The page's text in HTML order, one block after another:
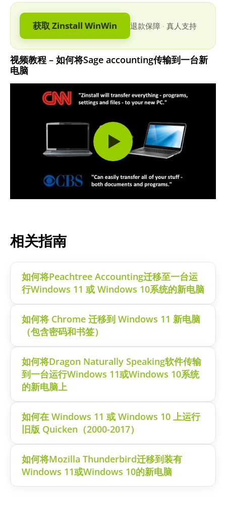
获取 Zinstall WinWin 退款保障 · 真人支持
视频教程 – 如何将Sage accounting传输到一台新
电脑
相关指南
如何将Peachtree Accounting迁移至一台运
行Windows 11 或 Windows 10系统的新电脑
如何将 Chrome 迁移到 Windows 11 新电脑
（包含密码和书签）
如何将Dragon Naturally Speaking软件传输
到一台运行Windows 11或Windows 10系统
的新电脑上
如何在 Windows 11 或 Windows 10 上运行
旧版 Quicken（2000-2017）
如何将Mozilla Thunderbird迁移到装有
Windows 11或Windows 10的新电脑